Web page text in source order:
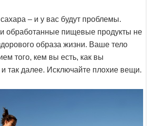
– и у вас будут проблемы.
обработанные пищевые продукты не
образа жизни. Ваше тело
того, кем вы есть, как вы
и так далее. Исключайте плохие вещи.